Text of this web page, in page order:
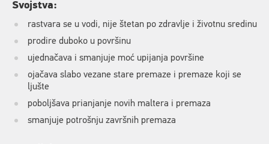
Svojstva:
rastvara se u vodi, nije štetan po zdravlje i životnu sredinu
prodire duboko u površinu
ujednačava i smanjuje moć upijanja površine
ojačava slabo vezane stare premaze i premaze koji se
ljušte
poboljšava prianjanje novih maltera i premaza
smanjuje potrošnju završnih premaza